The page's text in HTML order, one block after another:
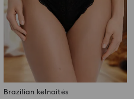
Brazilian kelnaitės